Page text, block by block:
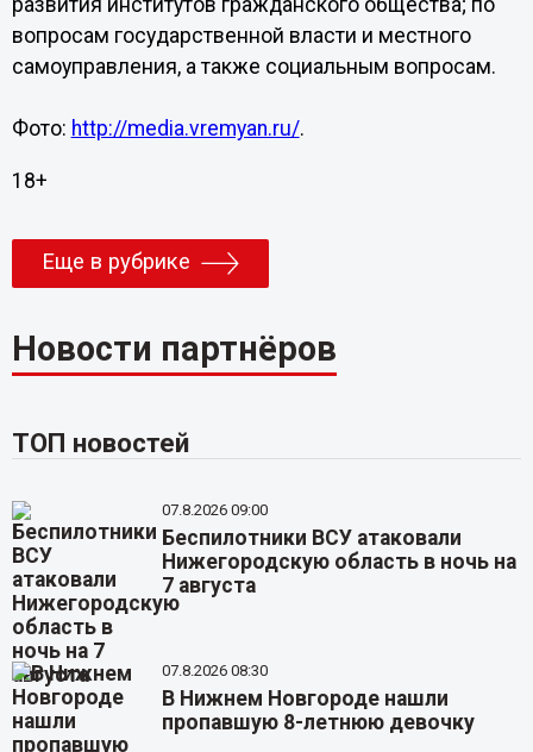
развития институтов гражданского общества; по
вопросам государственной власти и местного
самоуправления, а также социальным вопросам.
Фото: http://media.vremyan.ru/.
18+
Еще в рубрике
Новости партнёров
ТОП новостей
07.8.2026 09:00
Беспилотники ВСУ атаковали
Нижегородскую область в ночь на
7 августа
07.8.2026 08:30
В Нижнем Новгороде нашли
пропавшую 8-летнюю девочку